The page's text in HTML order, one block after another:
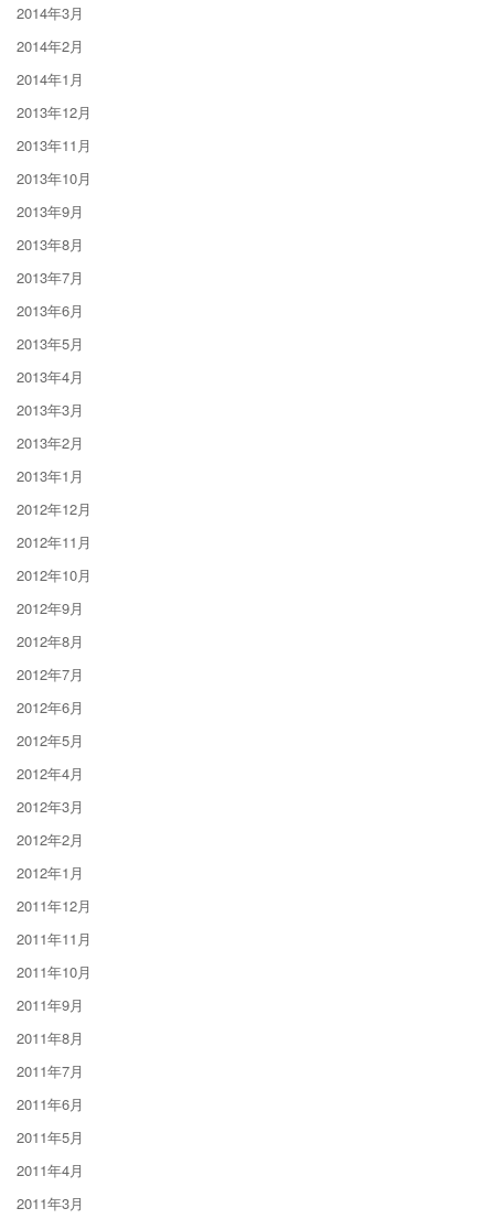
2014年3月
2014年2月
2014年1月
2013年12月
2013年11月
2013年10月
2013年9月
2013年8月
2013年7月
2013年6月
2013年5月
2013年4月
2013年3月
2013年2月
2013年1月
2012年12月
2012年11月
2012年10月
2012年9月
2012年8月
2012年7月
2012年6月
2012年5月
2012年4月
2012年3月
2012年2月
2012年1月
2011年12月
2011年11月
2011年10月
2011年9月
2011年8月
2011年7月
2011年6月
2011年5月
2011年4月
2011年3月